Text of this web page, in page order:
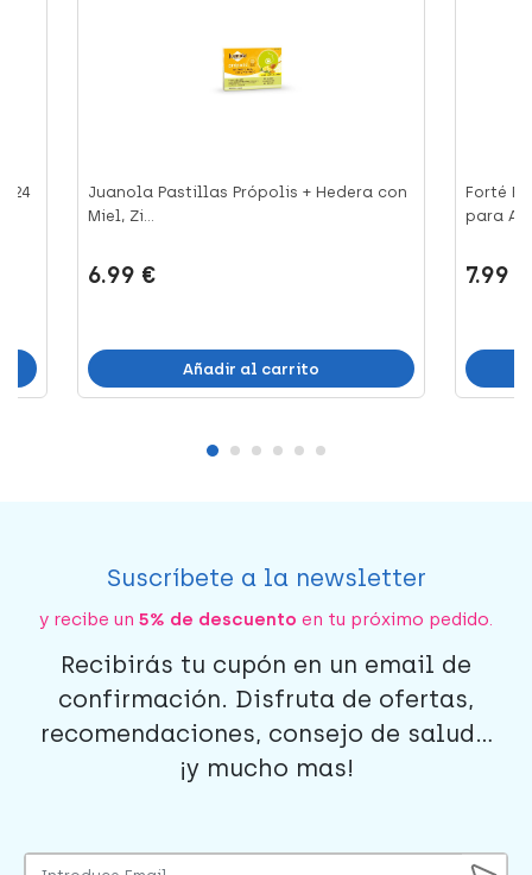
24
Juanola Pastillas Própolis + Hedera con
Miel, Zi...
6.99 €
Añadir al carrito
Forté
para
7.99 €
Suscríbete a la newsletter
y recibe un 5% de descuento en tu próximo pedido.
Recibirás tu cupón en un email de
confirmación. Disfruta de ofertas,
recomendaciones, consejo de salud...
¡y mucho mas!